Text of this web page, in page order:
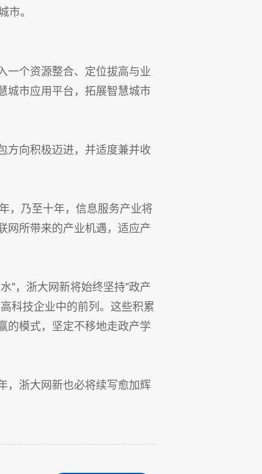
。
一个资源整合、定位拔高与业
城市应用平台，拓展智慧城市
方向积极迈进，并适度兼并收
，乃至十年，信息服务产业将
网所带来的产业机遇，适应产
"，浙大网新将始终坚持"政产
科技企业中的前列。这些积累
的模式，坚定不移地走政产学
，浙大网新也必将续写愈加辉